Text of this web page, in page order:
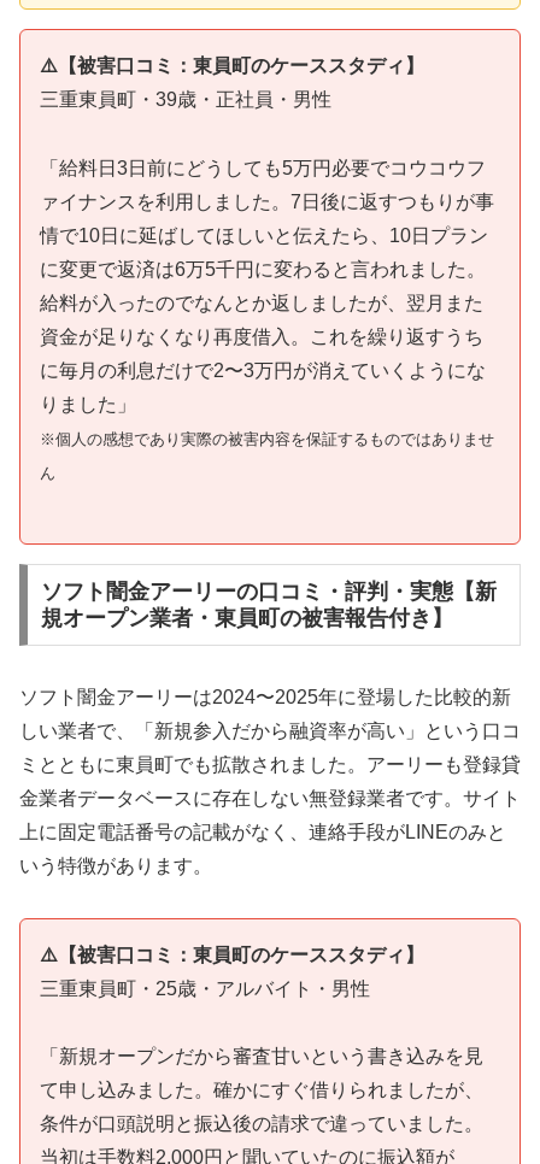
⚠️【被害口コミ：東員町のケーススタディ】
三重東員町・39歳・正社員・男性
「給料日3日前にどうしても5万円必要でコウコウフ
ァイナンスを利用しました。7日後に返すつもりが事
情で10日に延ばしてほしいと伝えたら、10日プラン
に変更で返済は6万5千円に変わると言われました。
給料が入ったのでなんとか返しましたが、翌月また
資金が足りなくなり再度借入。これを繰り返すうち
に毎月の利息だけで2〜3万円が消えていくようにな
りました」
※個人の感想であり実際の被害内容を保証するものではありませ
ん
ソフト闇金アーリーの口コミ・評判・実態【新
規オープン業者・東員町の被害報告付き】
ソフト闇金アーリーは2024〜2025年に登場した比較的新
しい業者で、「新規参入だから融資率が高い」という口コ
ミとともに東員町でも拡散されました。アーリーも登録貸
金業者データベースに存在しない無登録業者です。サイト
上に固定電話番号の記載がなく、連絡手段がLINEのみと
いう特徴があります。
⚠️【被害口コミ：東員町のケーススタディ】
三重東員町・25歳・アルバイト・男性
「新規オープンだから審査甘いという書き込みを見
て申し込みました。確かにすぐ借りられましたが、
条件が口頭説明と振込後の請求で違っていました。
当初は手数料2,000円と聞いていたのに振込額が